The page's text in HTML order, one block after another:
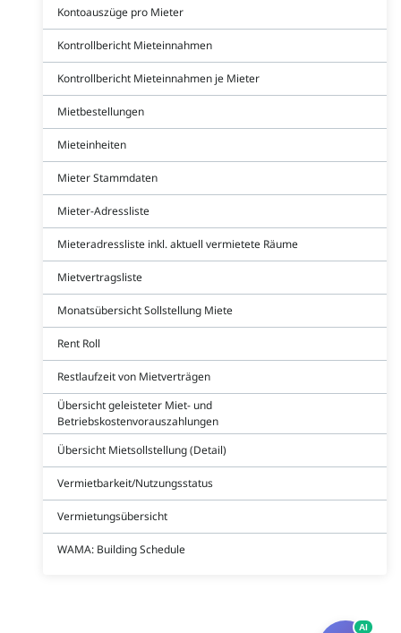
Kontoauszüge pro Mieter
Kontrollbericht Mieteinnahmen
Kontrollbericht Mieteinnahmen je Mieter
Mietbestellungen
Mieteinheiten
Mieter Stammdaten
Mieter-Adressliste
Mieteradressliste inkl. aktuell vermietete Räume
Mietvertragsliste
Monatsübersicht Sollstellung Miete
Rent Roll
Restlaufzeit von Mietverträgen
Übersicht geleisteter Miet- und
Betriebskostenvorauszahlungen
Übersicht Mietsollstellung (Detail)
Vermietbarkeit/Nutzungsstatus
Vermietungsübersicht
WAMA: Building Schedule
AI